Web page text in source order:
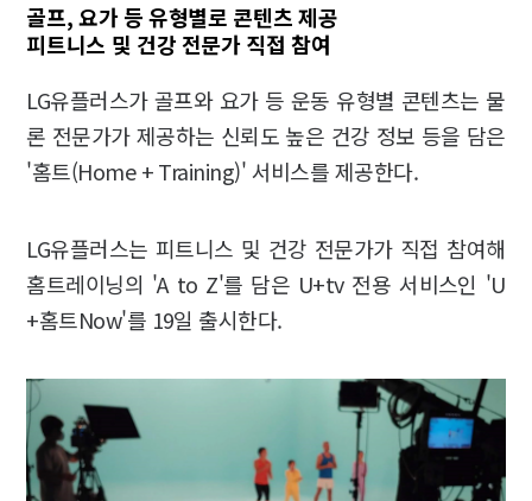
골프, 요가 등 유형별로 콘텐츠 제공
피트니스 및 건강 전문가 직접 참여
LG유플러스가 골프와 요가 등 운동 유형별 콘텐츠는 물
론 전문가가 제공하는 신뢰도 높은 건강 정보 등을 담은
'홈트(Home + Training)' 서비스를 제공한다.
LG유플러스는 피트니스 및 건강 전문가가 직접 참여해
홈트레이닝의 'A to Z'를 담은 U+tv 전용 서비스인 'U
+홈트Now'를 19일 출시한다.